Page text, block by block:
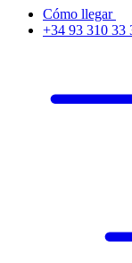
Cómo llegar
+34 93 310 33